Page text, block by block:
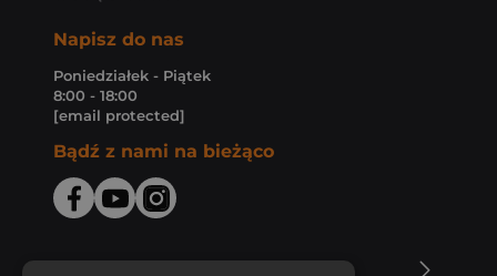
Napisz do nas
Poniedziałek - Piątek
8:00 - 18:00
[email protected]
Bądź z nami na bieżąco